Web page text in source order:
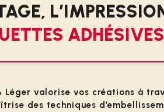
ADHÉSIVES
Léger valorise vos créations à
des techniques